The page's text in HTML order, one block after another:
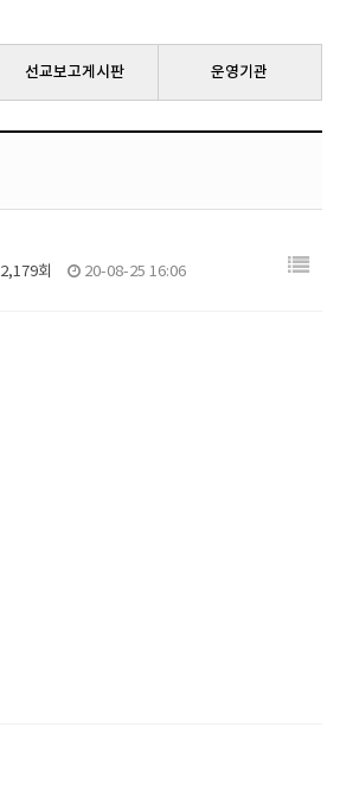
선교보고게시판 운영기관
2,179회 20-08-25 16:06